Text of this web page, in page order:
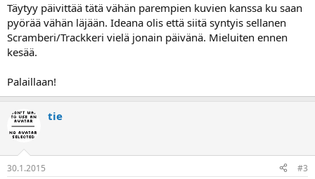
Täytyy päivittää tätä vähän parempien kuvien kanssa ku saan
pyörää vähän läjään. Ideana olis että siitä syntyis sellanen
Scramberi/Trackkeri vielä jonain päivänä. Mieluiten ennen
kesää.
Palaillaan!
tie
30.1.2015 #3